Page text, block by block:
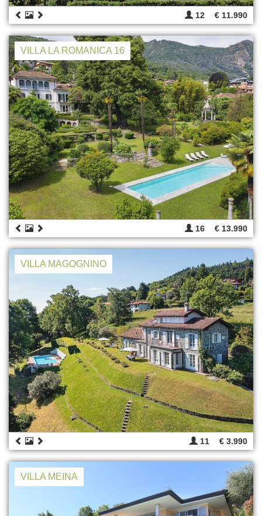
12 € 11.990
VILLA LA ROMANICA 16
16 € 13.990
VILLA MAGOGNINO
11 € 3.990
VILLA MEINA